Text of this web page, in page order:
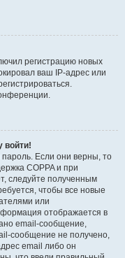
регистрацию новых
ваш IP-адрес или
войти!
Если они верны, то
COPPA и при
следуйте полученным
чтобы все новые
или
отображается в
email-сообщение,
сообщение не получено,
email либо он